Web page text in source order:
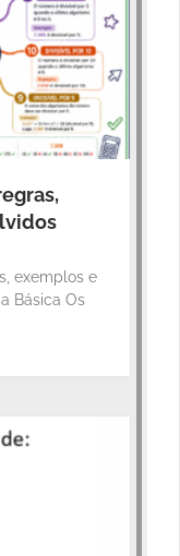
exemplos e
Básica Os